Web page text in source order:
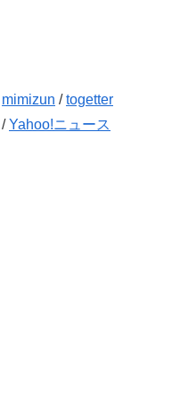
mimizun /togetter
/Yahoo!ニュース